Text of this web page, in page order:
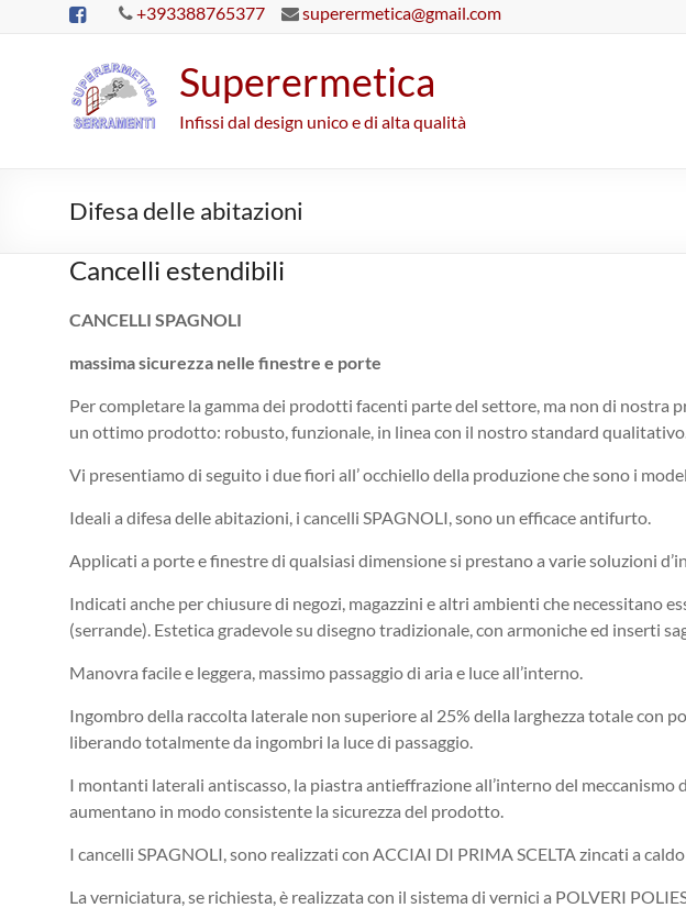
+393388765377 superermetica@gmail.com
Superermetica
Infissi dal design unico e di alta qualità
Difesa delle abitazioni
Cancelli estendibili
CANCELLI SPAGNOLI
massima sicurezza nelle finestre e porte
Per completare la gamma dei prodotti facenti parte del settore, ma non di nostra
un ottimo prodotto: robusto, funzionale, in linea con il nostro standard
Vi presentiamo di seguito i due fiori all’ occhiello della produzione che sono i
Ideali a difesa delle abitazioni, i cancelli SPAGNOLI, sono un efficace antifurto.
Applicati a porte e finestre di qualsiasi dimensione si prestano a varie soluzioni
Indicati anche per chiusure di negozi, magazzini e altri ambienti che necessitano
(serrande). Estetica gradevole su disegno tradizionale, con armoniche ed inserti
Manovra facile e leggera, massimo passaggio di aria e luce all’interno.
Ingombro della raccolta laterale non superiore al 25% della larghezza totale con
liberando totalmente da ingombri la luce di passaggio.
I montanti laterali antiscasso, la piastra antieffrazione all’interno del
aumentano in modo consistente la sicurezza del prodotto.
I cancelli SPAGNOLI, sono realizzati con ACCIAI DI PRIMA SCELTA zincati a
La verniciatura, se richiesta, è realizzata con il sistema di vernici a POLVERI